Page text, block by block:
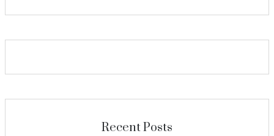
Recent Posts